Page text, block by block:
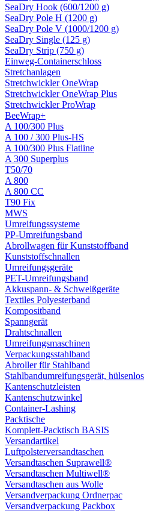
SeaDry Hook (600/1200 g)
SeaDry Pole H (1200 g)
SeaDry Pole V (1000/1200 g)
SeaDry Single (125 g)
SeaDry Strip (750 g)
Einweg-Containerschloss
Stretchanlagen
Stretchwickler OneWrap
Stretchwickler OneWrap Plus
Stretchwickler ProWrap
BeeWrap+
A 100/300 Plus
A 100 / 300 Plus-HS
A 100/300 Plus Flatline
A 300 Superplus
T50/70
A 800
A 800 CC
T90 Fix
MWS
Umreifungssysteme
PP-Umreifungsband
Abrollwagen für Kunststoffband
Kunststoffschnallen
Umreifungsgeräte
PET-Umreifungsband
Akkuspann- & Schweißgeräte
Textiles Polyesterband
Kompositband
Spanngerät
Drahtschnallen
Umreifungsmaschinen
Verpackungsstahlband
Abroller für Stahlband
Stahlbandumreifungsgerät, hülsenlos
Kantenschutzleisten
Kantenschutzwinkel
Container-Lashing
Packtische
Komplett-Packtisch BASIS
Versandartikel
Luftpolsterversandtaschen
Versandtaschen Suprawell®
Versandtaschen Multiwell®
Versandtaschen aus Wolle
Versandverpackung Ordnerpac
Versandverpackung Packbox